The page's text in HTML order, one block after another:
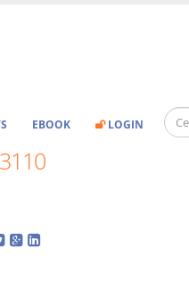
EBOOK LOGIN